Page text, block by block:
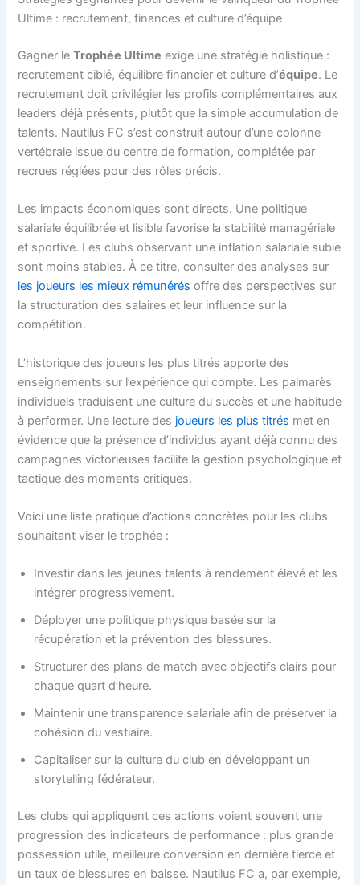
Ultime : recrutement, finances et culture d’équipe
Gagner leTrophée Ultime exige une stratégie holistique :
recrutement ciblé, équilibre financier et culture d’équipe. Le
recrutement doit privilégier les profils complémentaires aux
leaders déjà présents, plutôt que la simple accumulation de
talents. Nautilus FC s’est construit autour d’une colonne
vertébrale issue du centre de formation, complétée par
recrues réglées pour des rôles précis.
Les impacts économiques sont directs. Une politique
salariale équilibrée et lisible favorise la stabilité managériale
et sportive. Les clubs observant une inflation salariale subie
sont moins stables. À ce titre, consulter des analyses sur
les joueurs les mieux rémunérés offre des perspectives sur
la structuration des salaires et leur influence sur la
compétition.
L’historique des joueurs les plus titrés apporte des
enseignements sur l’expérience qui compte. Les palmarès
individuels traduisent une culture du succès et une habitude
à performer. Une lecture des joueurs les plus titrés met en
évidence que la présence d’individus ayant déjà connu des
campagnes victorieuses facilite la gestion psychologique et
tactique des moments critiques.
Voici une liste pratique d’actions concrètes pour les clubs
souhaitant viser le trophée :
Investir dans les jeunes talents à rendement élevé et les
intégrer progressivement.
Déployer une politique physique basée sur la
récupération et la prévention des blessures.
Structurer des plans de match avec objectifs clairs pour
chaque quart d’heure.
Maintenir une transparence salariale afin de préserver la
cohésion du vestiaire.
Capitaliser sur la culture du club en développant un
storytelling fédérateur.
Les clubs qui appliquent ces actions voient souvent une
progression des indicateurs de performance : plus grande
possession utile, meilleure conversion en dernière tierce et
un taux de blessures en baisse. Nautilus FC a, par exemple,